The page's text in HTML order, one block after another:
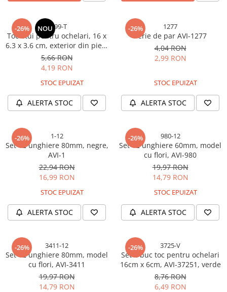
Lustre si pendule
Prelungitoare
Prize
Insecticide & capcane
Kit-uri Smart Home si senzori
Pet shop
Zgarzi, lese si hamuri
Produse ingrijire incaltaminte si
Accesorii baterii sanitare
Accesorii chiuvete
Baterii sanitare cu incalzire instant
Robineti
Sisteme filtrare instalatii
Sonerii electrice
Termometre Meteo
-26% NOU5199-T
Toc etui pentru ochelari, 16 x
6.3 x 3.6 cm, exterior din piele
ecologică netedă, AVI-5199
5,66 RON
4,19 RON
STOC EPUIZAT
ALERTA STOC
-26% 1277
Perie de par AVI-1277
4,04 RON
2,99 RON
STOC EPUIZAT
ALERTA STOC
-26% 1-12
Set 12 unghiere 80mm, negre,
AVI-1
22,94 RON
16,99 RON
STOC EPUIZAT
ALERTA STOC
-26% 980-12
Set 12 unghiere 60mm, model
cu flori, AVI-980
19,97 RON
14,79 RON
STOC EPUIZAT
ALERTA STOC
-26% 3411-12
Set 12 unghiere 80mm, model
cu flori, AVI-3411
19,97 RON
14,79 RON
-26% 3725-V
Set 2 buc toc pentru ochelari
16cm x 6cm, AVI-37251, verde
8,76 RON
6,49 RON